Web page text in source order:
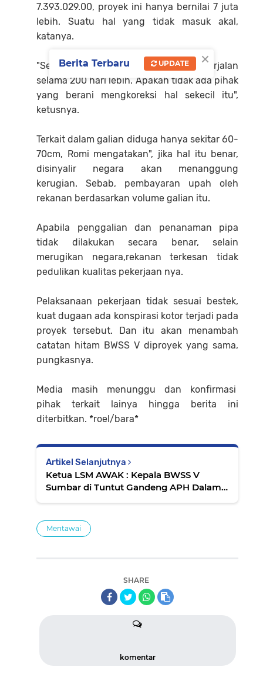
7.393.029.00, proyek ini hanya bernilai 7 juta
lebih. Suatu hal yang tidak masuk akal,
katanya.
"Sementara proyek tersebut sudah berjalan
selama 200 hari lebih. Apakah tidak ada pihak
yang berani mengkoreksi hal sekecil itu",
ketusnya.
Terkait dalam galian diduga hanya sekitar 60-
70cm, Romi mengatakan", jika hal itu benar,
disinyalir negara akan menanggung
kerugian. Sebab, pembayaran upah oleh
rekanan berdasarkan volume galian itu.
Apabila penggalian dan penanaman pipa
tidak dilakukan secara benar, selain
merugikan negara,rekanan terkesan tidak
pedulikan kualitas pekerjaan nya.
Pelaksanaan pekerjaan tidak sesuai bestek,
kuat dugaan ada konspirasi kotor terjadi pada
proyek tersebut. Dan itu akan menambah
catatan hitam BWSS V diproyek yang sama,
pungkasnya.
Media masih menunggu dan konfirmasi
pihak terkait lainya hingga berita ini
diterbitkan. *roel/bara*
Artikel Selanjutnya
Ketua LSM AWAK : Kepala BWSS V
Sumbar di Tuntut Gandeng APH Dalam
Mentawai
SHARE
komentar
×
Berita Terbaru UPDATE